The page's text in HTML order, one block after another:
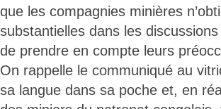
que les compagnies minières
substantielles dans les
de prendre en compte leurs
On rappelle le communiqué au
sa langue dans sa poche et, en